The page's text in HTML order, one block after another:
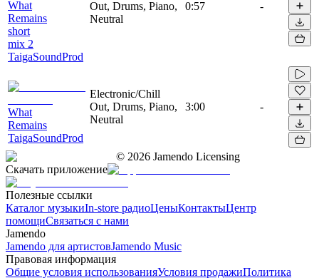
What
Remains
short
mix 2
TaigaSoundProd
Out, Drums, Piano,
Neutral
0:57 -
What
Remains
TaigaSoundProd
Electronic/Chill
Out, Drums, Piano,
Neutral
3:00 -
© 2026 Jamendo Licensing
Скачать приложение
Полезные ссылки
Каталог музыкиIn-store радиоЦеныКонтактыЦентр
помощиСвязаться с нами
Jamendo
Jamendo для артистовJamendo Music
Правовая информация
Общие условия использованияУсловия продажиПолитика